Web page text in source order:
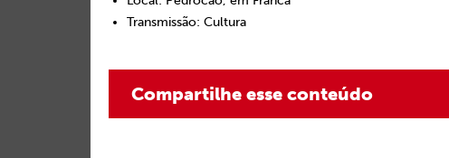
Transmissão: Cultura
Compartilhe esse conteúdo